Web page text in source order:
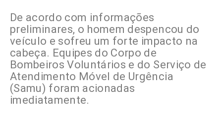
De acordo com informações
preliminares, o homem despencou do
veículo e sofreu um forte impacto na
cabeça. Equipes do Corpo de
Bombeiros Voluntários e do Serviço de
Atendimento Móvel de Urgência
(Samu) foram acionadas
imediatamente.